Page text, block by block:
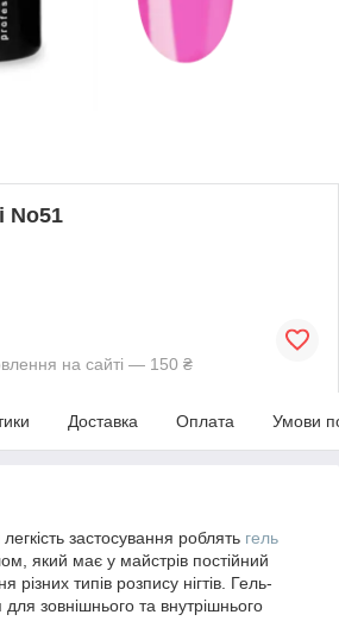
No51
на сайті — 150 ₴
Доставка Оплата Умови
легкість застосування роблять гель
який має у майстрів постійний
різних типів розпису нігтів. Гель-
зовнішнього та внутрішнього